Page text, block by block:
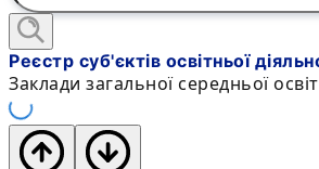
Реєстр суб'єктів освітньої
Заклади загальної середньої